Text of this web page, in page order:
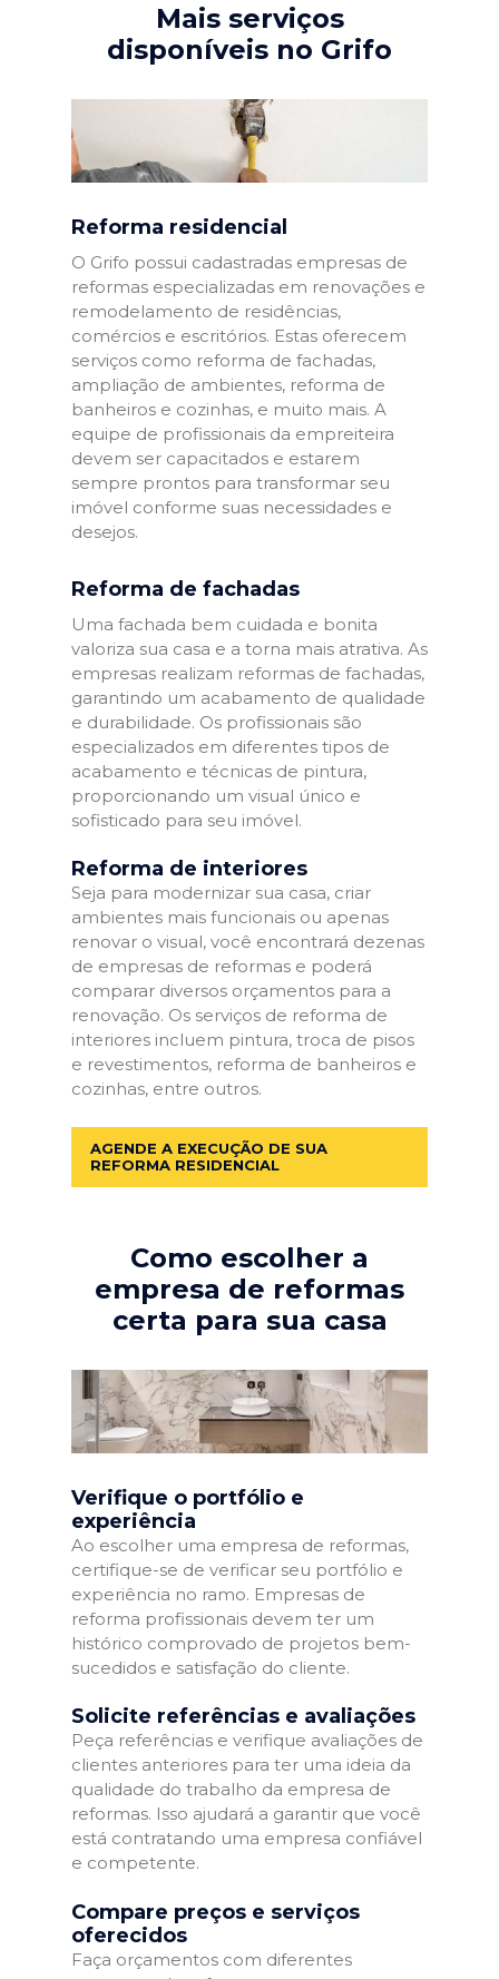
Mais serviços
disponíveis no Grifo
Reforma residencial
O Grifo possui cadastradas empresas de
reformas especializadas em renovações e
remodelamento de residências,
comércios e escritórios. Estas oferecem
serviços como reforma de fachadas,
ampliação de ambientes, reforma de
banheiros e cozinhas, e muito mais. A
equipe de profissionais da empreiteira
devem ser capacitados e estarem
sempre prontos para transformar seu
imóvel conforme suas necessidades e
desejos.
Reforma de fachadas
Uma fachada bem cuidada e bonita
valoriza sua casa e a torna mais atrativa. As
empresas realizam reformas de fachadas,
garantindo um acabamento de qualidade
e durabilidade. Os profissionais são
especializados em diferentes tipos de
acabamento e técnicas de pintura,
proporcionando um visual único e
sofisticado para seu imóvel.
Reforma de interiores
Seja para modernizar sua casa, criar
ambientes mais funcionais ou apenas
renovar o visual, você encontrará dezenas
de empresas de reformas e poderá
comparar diversos orçamentos para a
renovação. Os serviços de reforma de
interiores incluem pintura, troca de pisos
e revestimentos, reforma de banheiros e
cozinhas, entre outros.
AGENDE A EXECUÇÃO DE SUA
REFORMA RESIDENCIAL
Como escolher a
empresa de reformas
certa para sua casa
Verifique o portfólio e
experiência
Ao escolher uma empresa de reformas,
certifique-se de verificar seu portfólio e
experiência no ramo. Empresas de
reforma profissionais devem ter um
histórico comprovado de projetos bem-
sucedidos e satisfação do cliente.
Solicite referências e avaliações
Peça referências e verifique avaliações de
clientes anteriores para ter uma ideia da
qualidade do trabalho da empresa de
reformas. Isso ajudará a garantir que você
está contratando uma empresa confiável
e competente.
Compare preços e serviços
oferecidos
Faça orçamentos com diferentes